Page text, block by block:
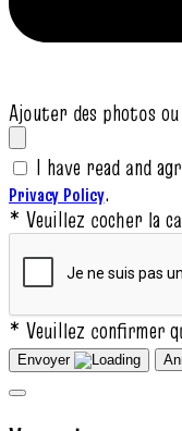
Ajouter des photos
I have read and
Privacy Policy.
* Veuillez cocher la
* Veuillez confirmer
Envoyer